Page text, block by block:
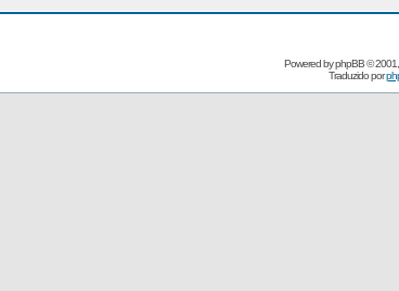
Powered byphpBB© 2001,
Traduzido por